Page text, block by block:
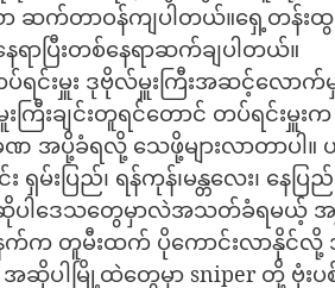
ဆက်တာဝန်ကျပါတယ်။ရှေ့တန်း
ရာပြီးတစ်နေရာဆက်ချပါတယ်။
ပ်ရင်းမှူး ဒုဗိုလ်မှူးကြီးအဆင့်လောက်
ြီးချင်းတူရင်တောင် တပ်ရင်းမှူ
အပို့ခံရလို့ သေဖို့များလာတာပါ။
းပြည်၊ ရန်ကုန်၊မန္တလေး၊ နေပြ
ပါဒေသတွေမှာလဲအသတ်ခံရမယ့် အ
က်က တူမီးထက် ပိုကောင်းလာနိုင်လို့
ါမြို့ထဲတွေမှာ sniper တို့ ဗုံးပစ်